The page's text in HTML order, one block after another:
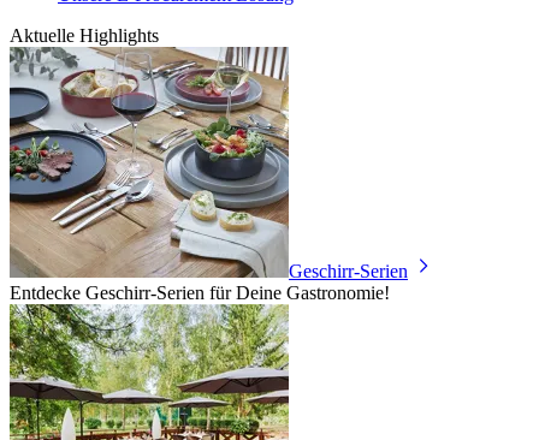
Aktuelle Highlights
Geschirr-Serien
Entdecke Geschirr-Serien für Deine Gastronomie!